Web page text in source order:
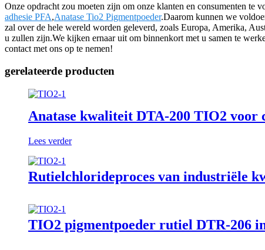
Onze opdracht zou moeten zijn om onze klanten en consumenten te
adhesie PFA,Anatase Tio2 Pigmentpoeder.Daarom kunnen we
zal over de hele wereld worden geleverd, zoals Europa, Amerika,
u zullen zijn.We kijken ernaar uit om binnenkort met u samen te
contact met ons op te nemen!
gerelateerde producten
Anatase kwaliteit DTA-200 TIO2 voor
Lees verder
Rutielchlorideproces van industriële
TIO2 pigmentpoeder rutiel DTR-206